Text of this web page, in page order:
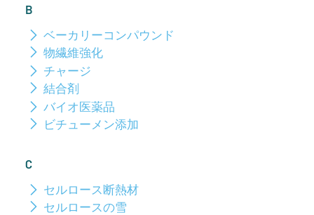
B
ベーカリーコンパウンド
物繊維強化
チャージ
結合剤
バイオ医薬品
ビチューメン添加
C
セルロース断熱材
セルロースの雪